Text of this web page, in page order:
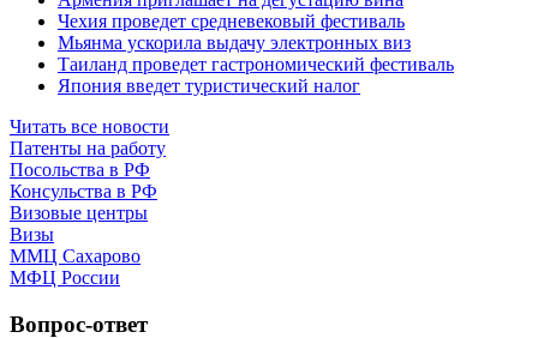
Чехия проведет средневековый фестиваль
Мьянма ускорила выдачу электронных виз
Таиланд проведет гастрономический фестиваль
Япония введет туристический налог
Читать все новости
Патенты на работу
Посольства в РФ
Консульства в РФ
Визовые центры
Визы
ММЦ Сахарово
МФЦ России
Вопрос-ответ